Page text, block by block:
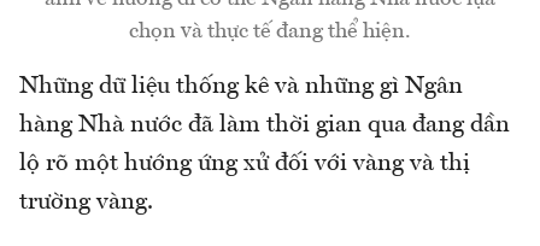
chọn và thực tế đang thể hiện.
Những dữ liệu thống kê và những gì Ngân
hàng Nhà nước đã làm thời gian qua đang dần
lộ rõ một hướng ứng xử đối với vàng và thị
trường vàng.